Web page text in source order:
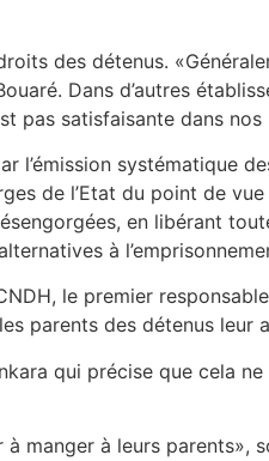
des détenus.
Dans d’autres
pas satisfaisante dans nos
l’émission systématique
de l’Etat du point de
en libérant
à
le premier
parents des détenus
qui précise que cela
manger à leurs parents»,